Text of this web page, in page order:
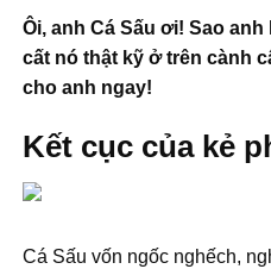
Ôi, anh Cá Sấu ơi! Sao
cất nó thật kỹ ở trên cành
cho anh ngay!
Kết cục của kẻ
Cá Sấu vốn ngốc nghếch,